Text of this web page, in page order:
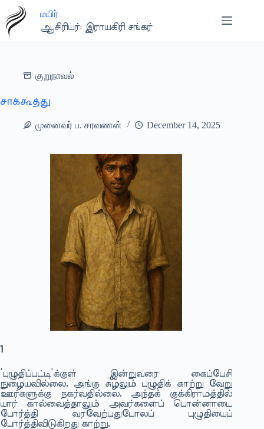
content
மயிர்
ஆசிரியர்: இராயகிரி சங்கர்
குறுநாவல்
சாக்கூத்து
முனைவர் ப. சரவணன் December 14, 2025
1
‘புழுதிப்பட்டி’க்குள் இன்றுவரை கைப்பேசி
நுழையவில்லை. அங்கு சுழலும் புழுதிக் காற்று வேறு
ஊர்களுக்கு நகர்வதில்லை. அந்தக் குக்கிராமத்தில்
யார் கால்வைத்தாலும் அவர்களைப் பொன்னாடை
போர்த்தி வரவேற்பதுபோலப் புழுதியைப்
போர்த்திவிடுகிறது காற்று.